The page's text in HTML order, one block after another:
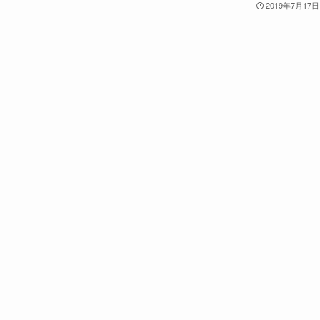
2019年7月17日